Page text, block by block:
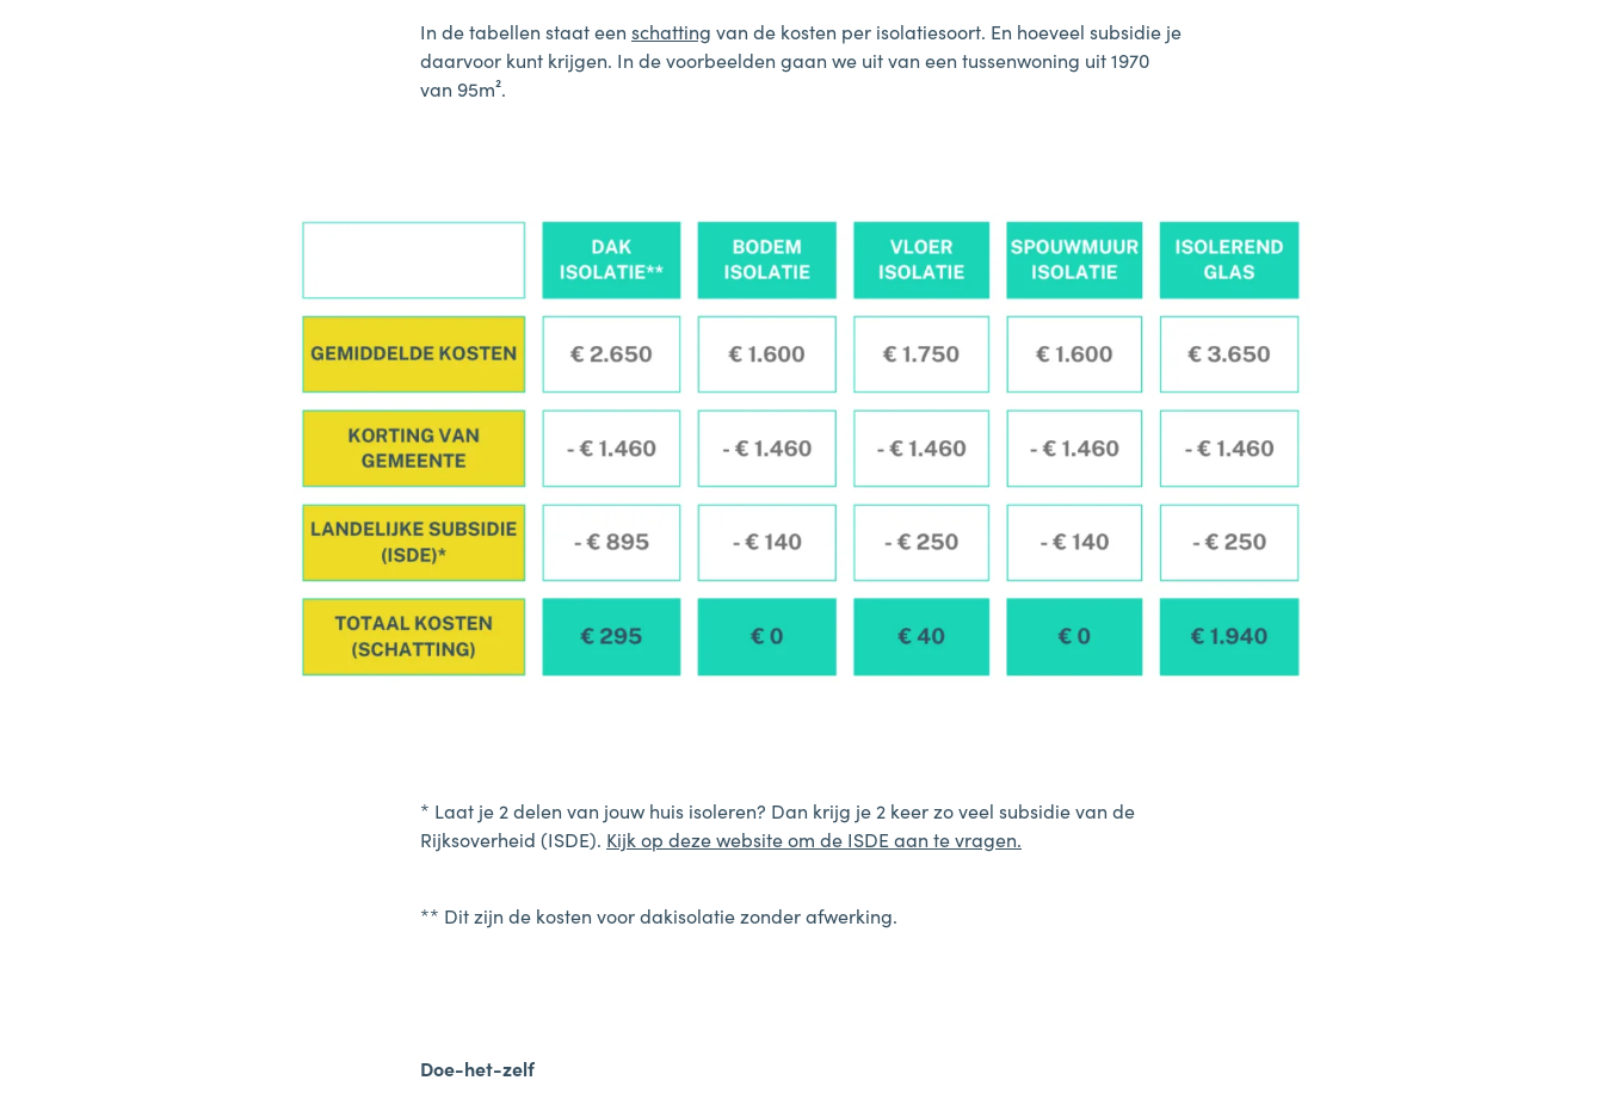
In de tabellen staat een schatting van de kosten per isolatiesoort. En hoeveel subsidie je
daarvoor kunt krijgen. In de voorbeelden gaan we uit van een tussenwoning uit 1970
van 95m².
* Laat je 2 delen van jouw huis isoleren? Dan krijg je 2 keer zo veel subsidie van de
Rijksoverheid (ISDE). Kijk op deze website om de ISDE aan te vragen.
** Dit zijn de kosten voor dakisolatie zonder afwerking.
Doe-het-zelf